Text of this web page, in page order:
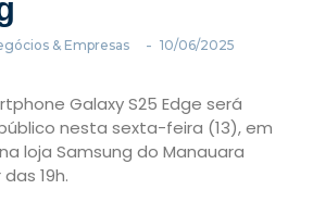
& Empresas - 10/06/2025
Galaxy S25 Edge será
nesta sexta-feira (13), em
loja Samsung do Manauara
19h.